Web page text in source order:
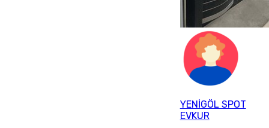
YENİGÖL SPOT
EVKUR